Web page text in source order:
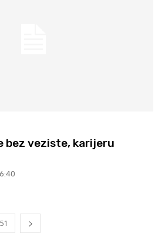
bez veziste, karijeru
51